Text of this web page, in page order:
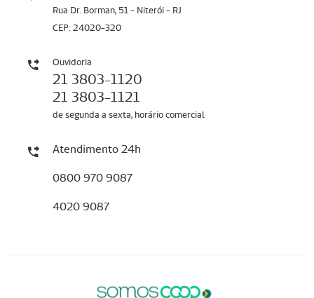
Rua Dr. Borman, 51 - Niterói - RJ
CEP: 24020-320
Ouvidoria
21 3803-1120
21 3803-1121
de segunda a sexta, horário comercial
Atendimento 24h
0800 970 9087
4020 9087